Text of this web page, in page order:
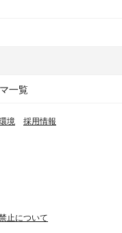
一覧
境 採用情報
止について